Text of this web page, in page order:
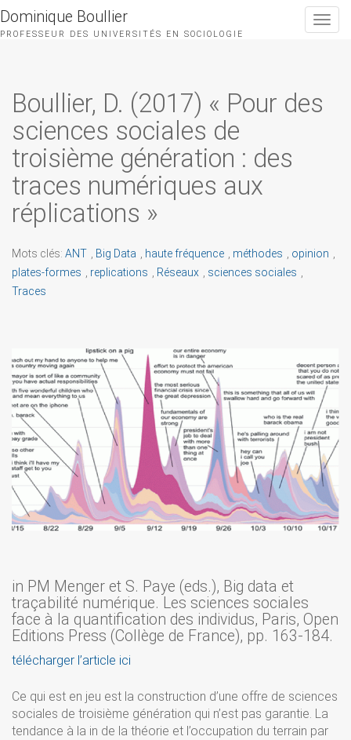
Toggle
Dominique Boullier
PROFESSEUR DES UNIVERSITÉS EN SOCIOLOGIE
Boullier, D. (2017) « Pour des
sciences sociales de
troisième génération : des
traces numériques aux
réplications »
Mots clés: ANT Big Data haute fréquence méthodes opinion
plates-formes
replications Réseaux sciences sociales
Traces
in PM Menger et S. Paye (eds.), Big data et
traçabilité numérique. Les sciences sociales
face à la quantification des individus, Paris, Open
Editions Press (Collège de France), pp. 163-184.
télécharger l’article ici
Ce qui est en jeu est la construction d’une offre de sciences
sociales de troisième génération qui n’est pas garantie. La
tendance à la in de la théorie et l’occupation du terrain par